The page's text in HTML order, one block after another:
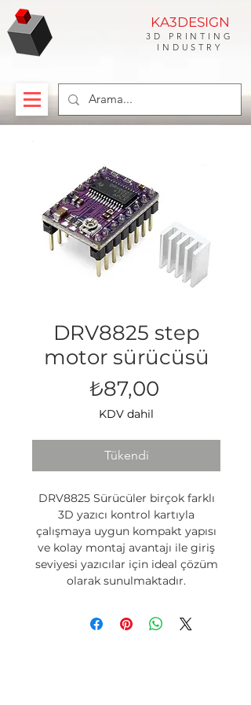
KA3DESIGN
3D PRINTING
INDUSTRY
DRV8825 step
motor sürücüsü
₺87,00
KDV dahil
Tükendi
DRV8825 Sürücüler birçok farklı
3D yazıcı kontrol kartıyla
çalışmaya uygun kompakt yapısı
ve kolay montaj avantajı ile giriş
seviyesi yazıcılar için ideal çözüm
olarak sunulmaktadır.